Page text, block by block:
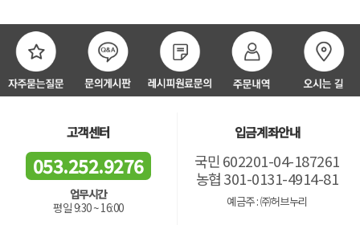
고객센터
053.252.9276
업무시간
평일 9:30 ~ 16:00
입금계좌안내
국민 602201-04-187261
농협 301-0131-4914-81
예금주 : ㈜허브누리